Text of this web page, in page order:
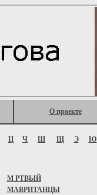
О проекте
Ц Ч Ш Щ Э Ю
М РТВЫЙ
МАВРИТАНЦЫ